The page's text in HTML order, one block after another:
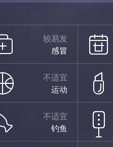
较易发
感冒
不适宜
运动
不适宜
钓鱼